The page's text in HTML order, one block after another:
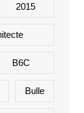
2015
B6C
Bulle